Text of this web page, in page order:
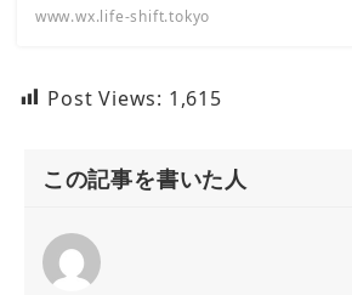
www.wx.life-shift.tokyo
Post Views: 1,615
この記事を書いた人